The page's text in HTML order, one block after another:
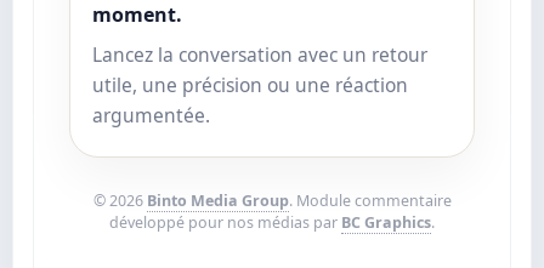
moment.
Lancez la conversation avec un retour
utile, une précision ou une réaction
argumentée.
© 2026 Binto Media Group. Module commentaire
développé pour nos médias par BC Graphics.